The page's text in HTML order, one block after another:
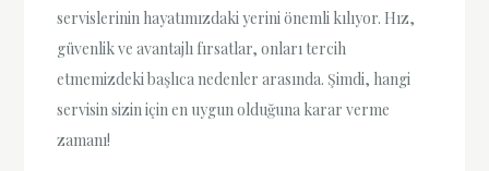
servislerinin hayatımızdaki yerini önemli kılıyor. Hız,
güvenlik ve avantajlı fırsatlar, onları tercih
etmemizdeki başlıca nedenler arasında. Şimdi, hangi
servisin sizin için en uygun olduğuna karar verme
zamanı!